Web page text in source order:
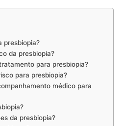
presbiopia?
da presbiopia?
para presbiopia?
para presbiopia?
médico para
da presbiopia?